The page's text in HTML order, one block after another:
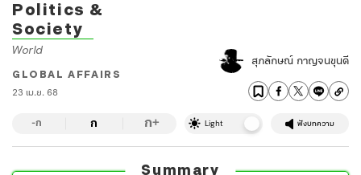
Politics &
Society
World
GLOBAL AFFAIRS
23 เม.ย. 68
สุภลักษณ์ กาญจนขุนดี
-ก ก ก+ Light ฟังบทความ
Summary